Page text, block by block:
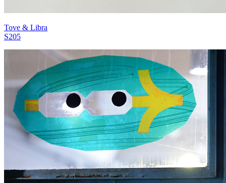
Tove & Libra
S205